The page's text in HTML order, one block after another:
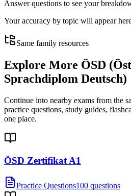
Answer questions to see your
Your accuracy by topic will appear
Same family resources
Explore More ÖSD
Sprachdiplom Deutsch)
Continue into nearby exams from the
practice questions, study guides,
one place.
ÖSD Zertifikat A1
Practice Questions100 questions